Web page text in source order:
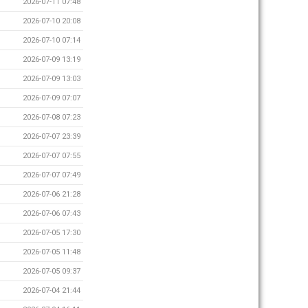
2026-07-10 20:08
2026-07-10 07:14
2026-07-09 13:19
2026-07-09 13:03
2026-07-09 07:07
2026-07-08 07:23
2026-07-07 23:39
2026-07-07 07:55
2026-07-07 07:49
2026-07-06 21:28
2026-07-06 07:43
2026-07-05 17:30
2026-07-05 11:48
2026-07-05 09:37
2026-07-04 21:44